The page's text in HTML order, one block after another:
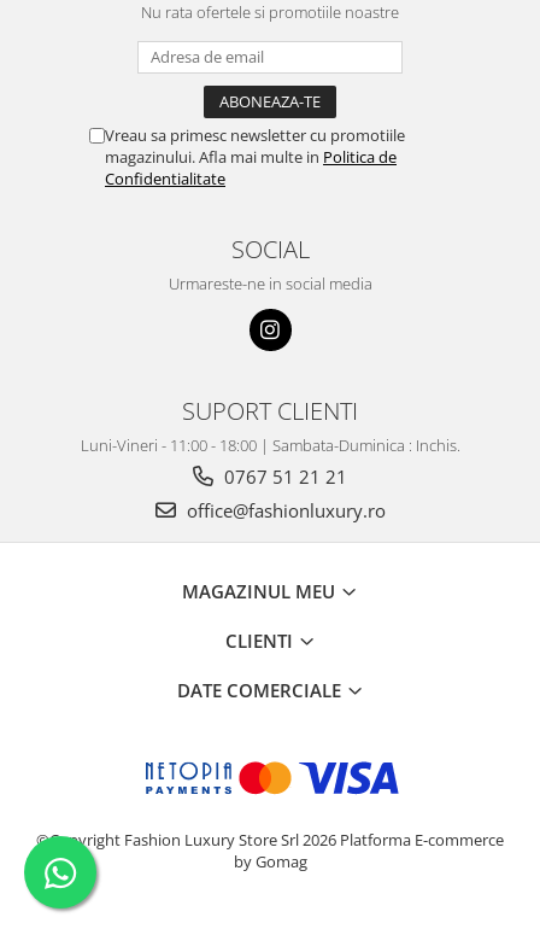
Nu rata ofertele si promotiile noastre
Vreau sa primesc newsletter cu promotiile
magazinului. Afla mai multe in Politica de
Confidentialitate
SOCIAL
Urmareste-ne in social media
SUPORT CLIENTI
Luni-Vineri - 11:00 - 18:00 | Sambata-Duminica : Inchis.
0767 51 21 21
office@fashionluxury.ro
MAGAZINUL MEU
CLIENTI
DATE COMERCIALE
©Copyright Fashion Luxury Store Srl 2026 Platforma E-commerce
by Gomag